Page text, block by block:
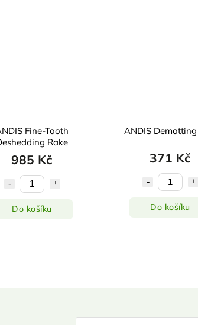
Fine-Tooth
Rake
985 Kč
Do košíku
ANDIS
371 Kč
Do košíku